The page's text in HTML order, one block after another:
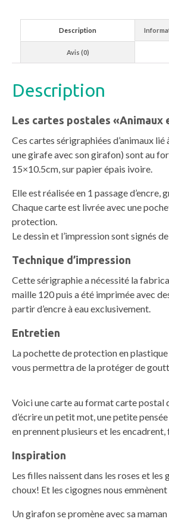
Description
Avis (0)
Description
Les cartes postales «Animaux
Ces cartes sérigraphiées d’animaux
une girafe avec son girafon) sont au
15×10.5cm, sur papier épais ivoire.
Elle est réalisée en 1 passage d’encre,
Chaque carte est livrée avec une
protection.
Le dessin et l’impression sont signés
Technique d’impression
Cette sérigraphie a nécessité la
maille 120 puis a été imprimée avec
partir d’encre à eau exclusivement.
Entretien
La pochette de protection en
vous permettra de la protéger de
Voici une carte au format carte postal
d’écrire un petit mot, une petite pensée
en prennent plusieurs et les
Inspiration
Les filles naissent dans les roses et les
choux! Et les cigognes nous
Un girafon se promène avec sa maman